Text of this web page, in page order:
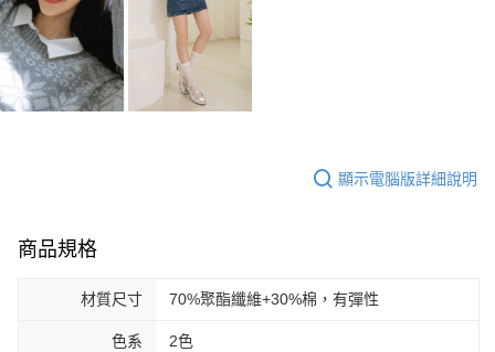
顯示電腦版詳細說明
商品規格
材質尺寸 70%聚酯纖維+30%棉，有彈性
色系 2色